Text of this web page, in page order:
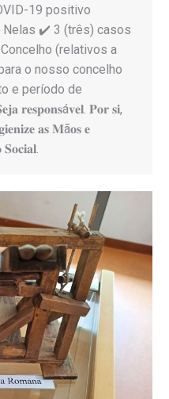
19 positivo
Nelas ✔️ 3 (três) casos
(relativos a
o nosso concelho
e período de
𝐫𝐞𝐬𝐩𝐨𝐧𝐬á𝐯𝐞𝐥. 𝐏𝐨𝐫 𝐬𝐢,
𝐚𝐬 𝐌ã𝐨𝐬 𝐞